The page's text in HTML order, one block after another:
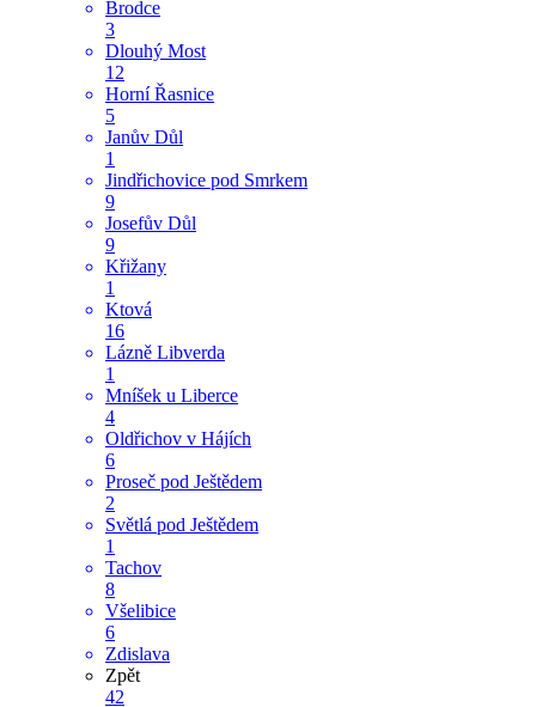
Brodce
3
Dlouhý Most
12
Horní Řasnice
5
Janův Důl
1
Jindřichovice pod Smrkem
9
Josefův Důl
9
Křižany
1
Ktová
16
Lázně Libverda
1
Mníšek u Liberce
4
Oldřichov v Hájích
6
Proseč pod Ještědem
2
Světlá pod Ještědem
1
Tachov
8
Všelibice
6
Zdislava
Zpět
42